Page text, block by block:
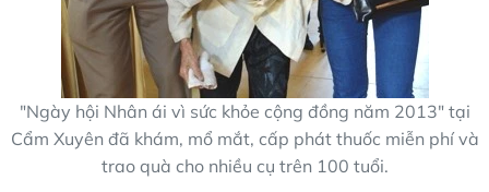
"Ngày hội Nhân ái vì sức khỏe cộng đồng năm 2013" tại
Cẩm Xuyên đã khám, mổ mắt, cấp phát thuốc miễn phí và
trao quà cho nhiều cụ trên 100 tuổi.